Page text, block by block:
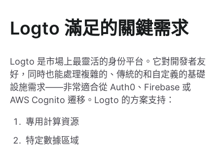
Logto 滿足的關鍵需求
Logto 是市場上最靈活的身份平台。它對開發者友
好，同時也能處理複雜的、傳統的和自定義的基礎
設施需求——非常適合從 Auth0、Firebase 或
AWS Cognito 遷移。Logto 的方案支持：
專用計算資源
特定數據區域